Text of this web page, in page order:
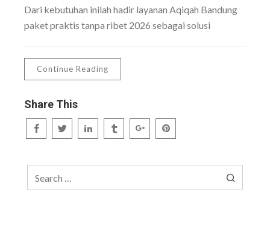
Dari kebutuhan inilah hadir layanan Aqiqah Bandung
paket praktis tanpa ribet 2026 sebagai solusi
Continue Reading
Share This